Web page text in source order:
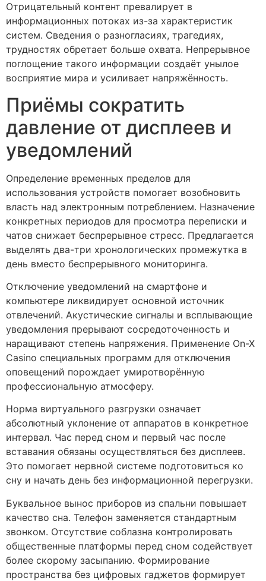
Отрицательный контент превалирует в
информационных потоках из-за характеристик
систем. Сведения о разногласиях, трагедиях,
трудностях обретает больше охвата. Непрерывное
поглощение такого информации создаёт унылое
восприятие мира и усиливает напряжённость.
Приёмы сократить
давление от дисплеев и
уведомлений
Определение временных пределов для
использования устройств помогает возобновить
власть над электронным потреблением. Назначение
конкретных периодов для просмотра переписки и
чатов снижает беспрерывное стресс. Предлагается
выделять два-три хронологических промежутка в
день вместо беспрерывного мониторинга.
Отключение уведомлений на смартфоне и
компьютере ликвидирует основной источник
отвлечений. Акустические сигналы и всплывающие
уведомления прерывают сосредоточенность и
наращивают степень напряжения. Применение On-X
Casino специальных программ для отключения
оповещений порождает умиротворённую
профессиональную атмосферу.
Норма виртуального разгрузки означает
абсолютный уклонение от аппаратов в конкретное
интервал. Час перед сном и первый час после
вставания обязаны осуществляться без дисплеев.
Это помогает нервной системе подготовиться ко
сну и начать день без информационной перегрузки.
Буквальное вынос приборов из спальни повышает
качество сна. Телефон заменяется стандартным
звонком. Отсутствие соблазна контролировать
общественные платформы перед сном содействует
более скорому засыпанию. Формирование
пространства без цифровых гаджетов формирует